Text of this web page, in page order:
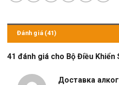
Đánh giá (41)
41 đánh giá cho Bộ Điều Khiển
Доставка